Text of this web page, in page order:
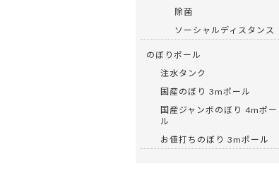
除菌
ソーシャルディスタンス
のぼりポール
注水タンク
国産のぼり 3mポール
国産ジャンボのぼり 4mポー
ル
お値打ちのぼり 3mポール